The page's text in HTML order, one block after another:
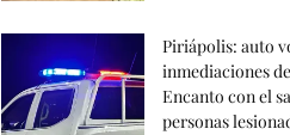
Piriápolis: auto
inmediaciones
Encanto con el
personas